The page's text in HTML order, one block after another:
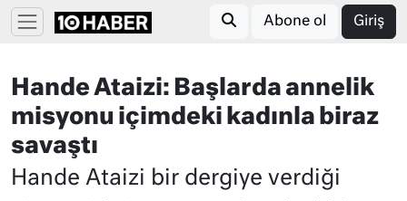
Abone ol Giriş
Hande Ataizi: Başlarda annelik
misyonu içimdeki kadınla biraz
savaştı
Hande Ataizi bir dergiye verdiği